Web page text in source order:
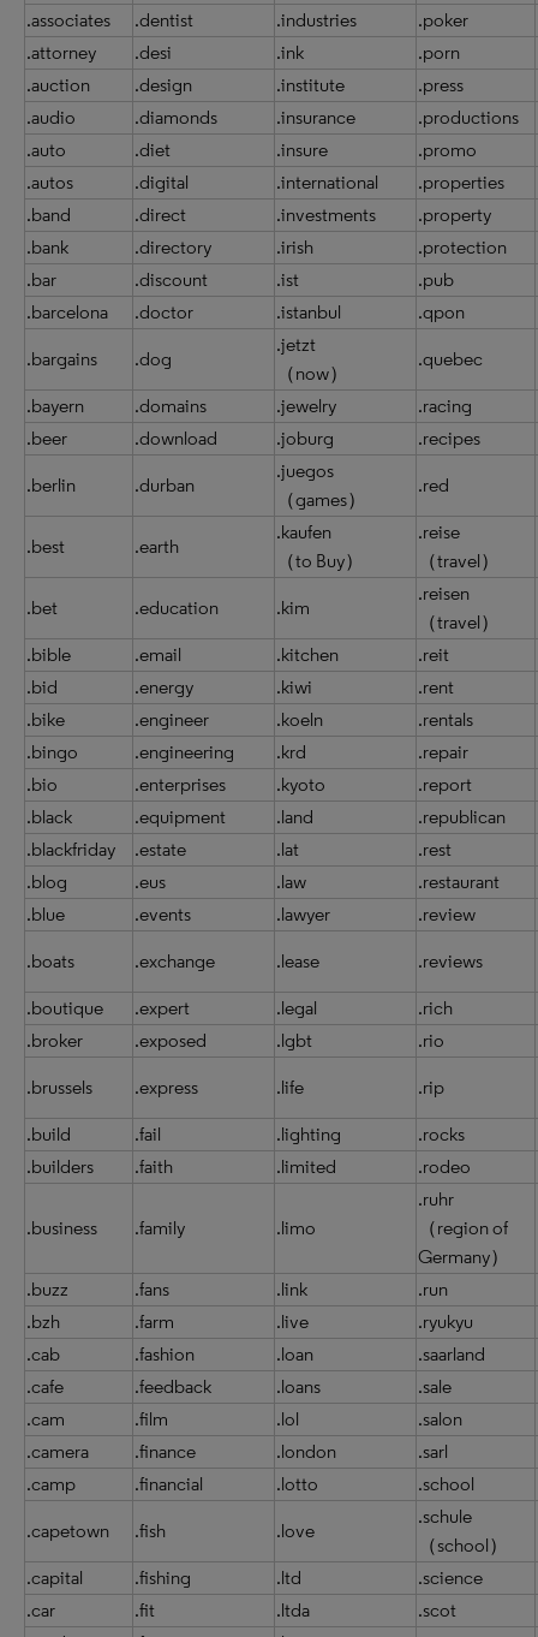
.associates .dentist .industries .poker
.attorney
.desi .ink .porn
.auction
.design .institute .press
.audio
.diamonds .insurance .productions
.auto
.diet .insure .promo
.autos
.digital .international .properties
.band
.direct .investments .property
.bank
.directory .irish .protection
.bar
.discount .ist .pub
.barcelona
.doctor .istanbul .qpon
.bargains .dog
.jetzt
（now）
.quebec
.bayern .domains .jewelry .racing
.beer
.download .joburg .recipes
.berlin .durban
.juegos
（games）
.red
.best .earth
.kaufen
（to Buy）
.reise
（travel）
.bet .education .kim
.reisen
（travel）
.bible .email .kitchen .reit
.bid
.energy .kiwi .rent
.bike
.engineer .koeln .rentals
.bingo
.engineering .krd .repair
.bio
.enterprises .kyoto .report
.black
.equipment .land .republican
.blackfriday
.estate .lat .rest
.blog
.eus .law .restaurant
.blue
.events .lawyer .review
.boats .exchange .lease .reviews
.boutique
.expert .legal .rich
.broker
.exposed .lgbt .rio
.brussels .express .life .rip
.build
.fail .lighting .rocks
.builders
.faith .limited .rodeo
.business .family .limo
.ruhr
（region of
Germany）
.buzz .fans .link .run
.bzh
.farm .live .ryukyu
.cab
.fashion .loan .saarland
.cafe
.feedback .loans .sale
.cam
.film .lol .salon
.camera
.finance .london .sarl
.camp
.financial .lotto .school
.capetown .fish .love
.schule
（school）
.capital .fishing .ltd .science
.car
.fit .ltda .scot